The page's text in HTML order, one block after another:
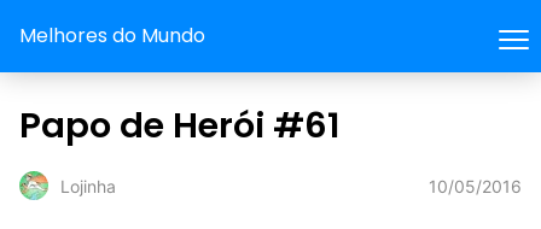
Melhores do Mundo
Papo de Herói #61
Lojinha 10/05/2016